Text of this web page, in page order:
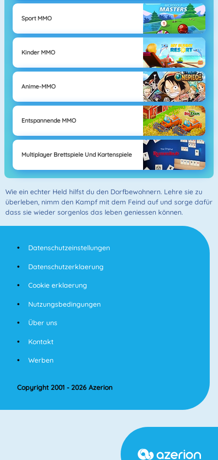
Sport MMO
Kinder MMO
Anime-MMO
Entspannende MMO
Multiplayer Brettspiele Und Kartenspiele
Wie ein echter Held hilfst du den Dorfbewohnern. Lehre sie zu
überleben, nimm den Kampf mit dem Feind auf und sorge dafür
dass sie wieder sorgenlos das leben geniessen können.
Datenschutzeinstellungen
Datenschutzerklaerung
Cookie erklaerung
Nutzungsbedingungen
Über uns
Kontakt
Werben
Copyright 2001 - 2026 Azerion